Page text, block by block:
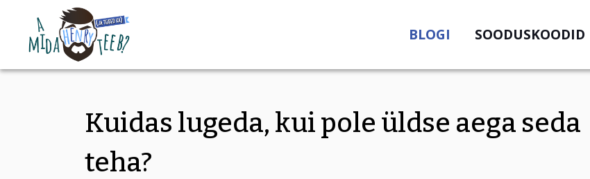
BLOGI SOODUSKOODID
Kuidas lugeda, kui pole üldse aega seda
teha?